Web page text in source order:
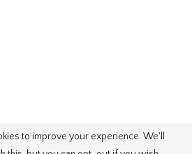
to improve your experience. We'll